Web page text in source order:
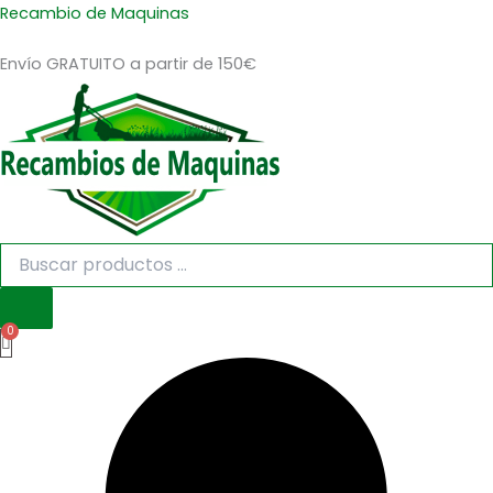
Ir
contenido
Recambio de Maquinas
Envío GRATUITO a partir de 150€
Búsqueda
productos
Búsqueda
productos